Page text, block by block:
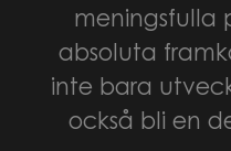
meningsfulla
absoluta
inte bara
också bli en